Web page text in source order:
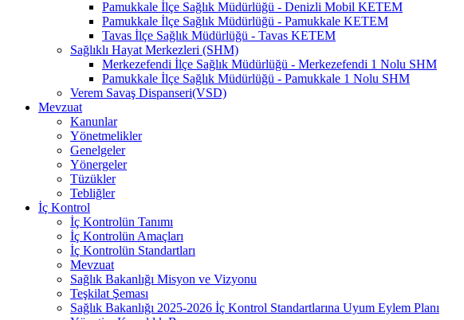
Pamukkale İlçe Sağlık Müdürlüğü - Denizli Mobil KETEM
Pamukkale İlçe Sağlık Müdürlüğü - Pamukkale KETEM
Tavas İlçe Sağlık Müdürlüğü - Tavas KETEM
Sağlıklı Hayat Merkezleri (SHM)
Merkezefendi İlçe Sağlık Müdürlüğü - Merkezefendi 1 Nolu SHM
Pamukkale İlçe Sağlık Müdürlüğü - Pamukkale 1 Nolu SHM
Verem Savaş Dispanseri(VSD)
Mevzuat
Kanunlar
Yönetmelikler
Genelgeler
Yönergeler
Tüzükler
Tebliğler
İç Kontrol
İç Kontrolün Tanımı
İç Kontrolün Amaçları
İç Kontrolün Standartları
Mevzuat
Sağlık Bakanlığı Misyon ve Vizyonu
Teşkilat Şeması
Sağlık Bakanlığı 2025-2026 İç Kontrol Standartlarına Uyum Eylem Planı